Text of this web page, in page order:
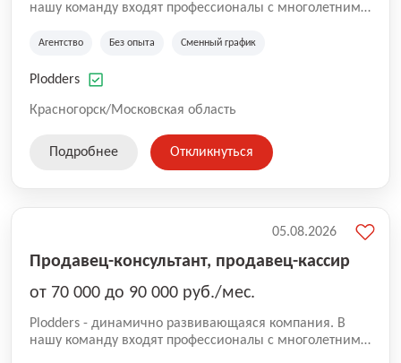
нашу команду входят профессионалы с многолетним
на рынке аутсорсинга, а накопленный опыт позволяют
оказываемых услуг.
Агентство Без опыта Сменный график
Plodders
Красногорск/Московская область
Подробнее Откликнуться
Продавец-консультант, продавец-кассир
от 70 000 до 90 000 руб./мес.
Plodders - динамично развивающаяся компания. В
нашу команду входят профессионалы с многолетним
05.08.2026